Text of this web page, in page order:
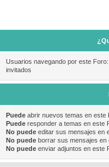
Usuarios navegando por este
invitados
Puede abrir nuevos temas en este
Puede responder a temas en este
No puede editar sus mensajes en
No puede borrar sus mensajes en
No puede enviar adjuntos en este